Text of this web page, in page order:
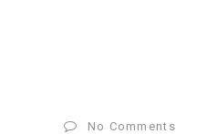
No Comments